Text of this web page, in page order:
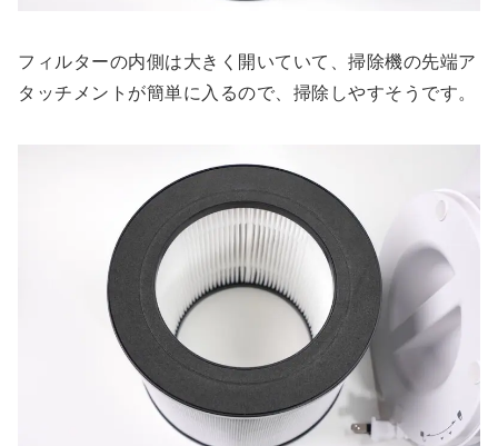
フィルターの内側は大きく開いていて、掃除機の先端ア
タッチメントが簡単に入るので、掃除しやすそうです。